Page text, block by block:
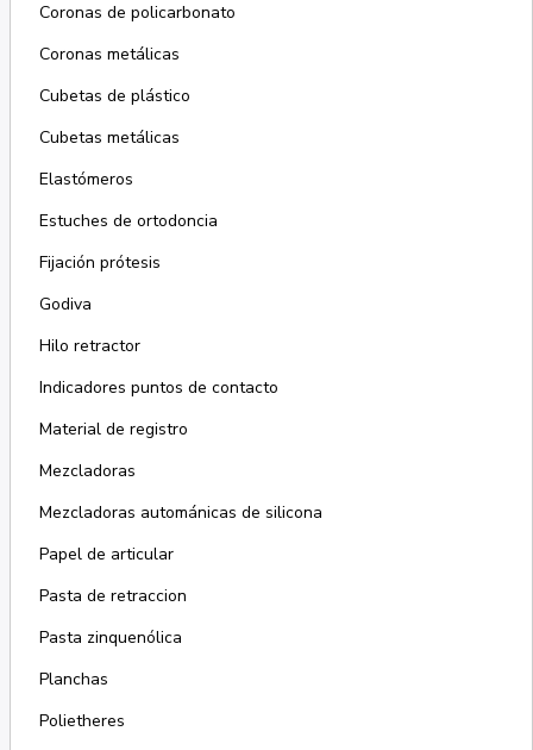
Coronas de policarbonato
Coronas metálicas
Cubetas de plástico
Cubetas metálicas
Elastómeros
Estuches de ortodoncia
Fijación prótesis
Godiva
Hilo retractor
Indicadores puntos de contacto
Material de registro
Mezcladoras
Mezcladoras autománicas de silicona
Papel de articular
Pasta de retraccion
Pasta zinquenólica
Planchas
Polietheres